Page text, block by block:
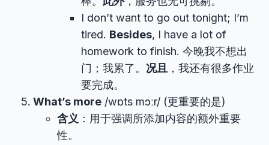
I don’t want to go out tonight; I’m
tired. Besides, I have a lot of
homework to finish. 今晚我不想出
门；我累了。 况且
，我还有很多作业
要完成。
What’s more /wɒts mɔːr/ (更重要的是)
含义 ：用于强调所添加内容的额外重要
性。